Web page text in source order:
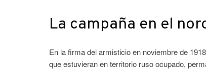
La campaña en el
En la firma del armisticio en noviembre de
que estuvieran en territorio ruso ocupado,